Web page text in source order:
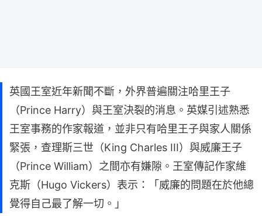
英國王室近年新聞不斷，外界普遍關注哈里王子
（Prince Harry）與王室決裂的消息。英媒引述熟悉
王室事務的作家報道，並非只有哈里王子與家人關係
緊張，查理斯三世（King Charles III）與威廉王子
（Prince William）之間亦有嫌隙。王室傳記作家維
克斯（Hugo Vickers）表示：「威廉的問題在於他總
覺得自己最了解一切。」